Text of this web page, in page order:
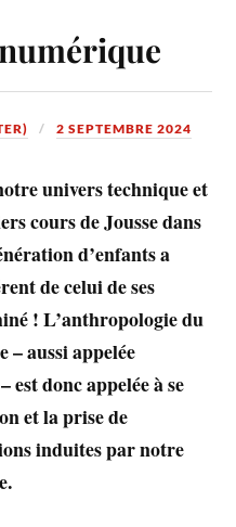
2 SEPTEMBRE 2024
univers technique et
cours de Jousse dans
d’enfants a
de celui de ses
! L’anthropologie du
– aussi appelée
donc appelée à se
et la prise de
induites par notre